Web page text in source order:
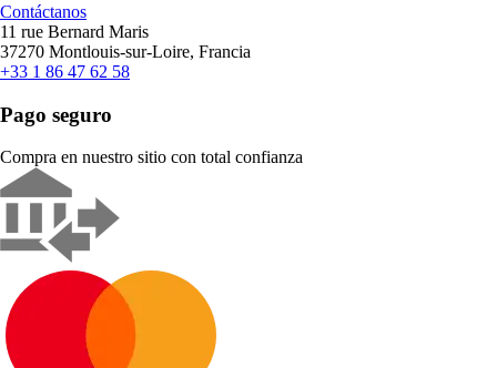
Contáctanos
11 rue Bernard Maris
37270 Montlouis-sur-Loire, Francia
+33 1 86 47 62 58
Pago seguro
Compra en nuestro sitio con total confianza